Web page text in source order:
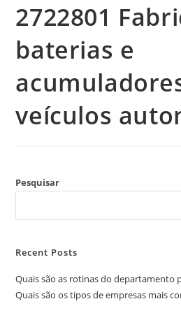
2722801
baterias e
veículos
Pesquisar
Recent Posts
Quais são as rotinas do departamento
Quais são os tipos de empresas mais